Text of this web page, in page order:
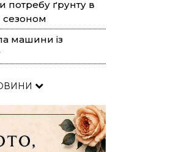
потребу ґрунту в
сезоном
машини із